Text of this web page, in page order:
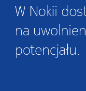
W Nokii
na
potencjału.